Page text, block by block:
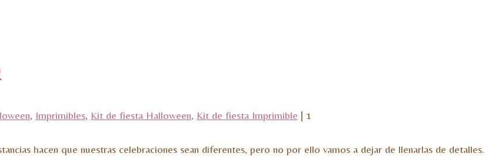
, Imprimibles, Kit de fiesta Halloween, Kit de fiesta Imprimible | 1
hacen que nuestras celebraciones sean diferentes, pero no por ello vamos a dejar de llenarlas de detalles.